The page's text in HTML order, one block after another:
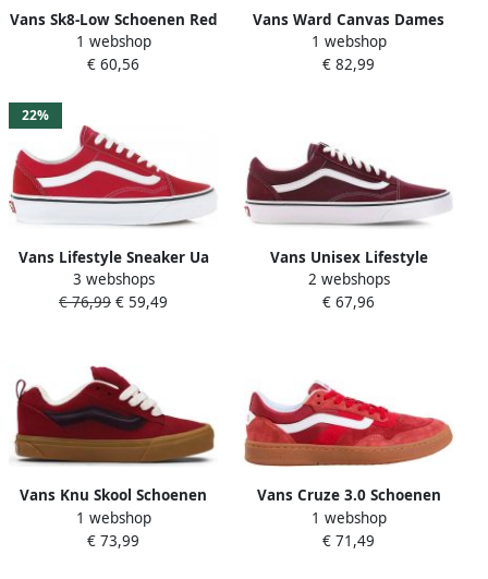
Vans Sk8-Low Schoenen Red
Leer Textil 5 Foot Locker
1 webshop
€ 60,56
Vans Ward Canvas Dames
Sneakers Burgundy
1 webshop
€ 82,99
22%
Vans Lifestyle Sneaker Ua
Old Skool 0A4BV5 VNJV6
Racing Red True White
3 webshops
€ 76,99 € 59,49
Vans Unisex Lifestyle
Classic FTW Sneaker Ua Old
Skool Port Royale True
2 webshops
€ 67,96
Vans Knu Skool Schoenen
Rood 1 2
1 webshop
€ 73,99
Vans Cruze 3.0 Schoenen
Rood
1 webshop
€ 71,49